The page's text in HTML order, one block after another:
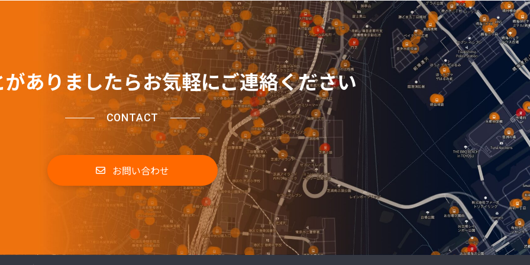
ありましたらお気軽にご連絡ください
CONTACT
お問い合わせ